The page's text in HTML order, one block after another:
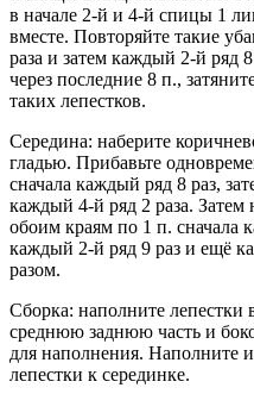
в начале 2-й и 4-й спицы 1
вместе. Повторяйте такие
раза и затем каждый 2-й ряд
через последние 8 п.,
таких лепестков.
Середина: наберите
гладью. Прибавьте
сначала каждый ряд 8 раз,
каждый 4-й ряд 2 раза. Затем
обоим краям по 1 п. сначала
каждый 2-й ряд 9 раз и ещё
разом.
Сборка: наполните
среднюю заднюю часть и
для наполнения. Наполните
лепестки к серединке.